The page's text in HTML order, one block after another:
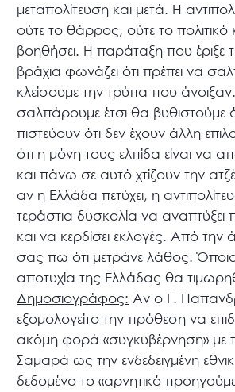
μεταπολίτευση και μετά. Η
ούτε το θάρρος, ούτε το
βοηθήσει. Η παράταξη που έριξε
βράχια φωνάζει ότι πρέπει να
κλείσουμε την τρύπα που
σαλπάρουμε έτσι θα βυθιστούμε
πιστεύουν ότι δεν έχουν άλλη
ότι η μόνη τους ελπίδα είναι να
και πάνω σε αυτό χτίζουν την
αν η Ελλάδα πετύχει, η
τεράστια δυσκολία να αναπτύξει
και να κερδίσει εκλογές. Από
σας πω ότι μετράνε λάθος.
αποτυχία της Ελλάδας θα
Δημοσιογράφος: Αν ο Γ.
εξομολογείτο την πρόθεση να
ακόμη φορά «συγκυβέρνηση» με
Σαμαρά ως την ενδεδειγμένη
δεδομένο το «αρνητικό